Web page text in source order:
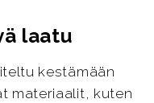
laatu
kestämään
materiaalit, kuten